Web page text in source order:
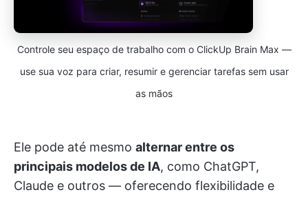
Controle seu espaço de trabalho com o ClickUp Brain Max —
use sua voz para criar, resumir e gerenciar tarefas sem usar
as mãos
Ele pode até mesmo alternar entre os
principais modelos de IA, como ChatGPT,
Claude e outros — oferecendo flexibilidade e